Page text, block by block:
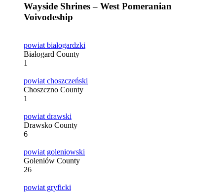
Wayside Shrines – West Pomeranian
Voivodeship
powiat białogardzki
Białogard County
1
powiat choszczeński
Choszczno County
1
powiat drawski
Drawsko County
6
powiat goleniowski
Goleniów County
26
powiat gryficki